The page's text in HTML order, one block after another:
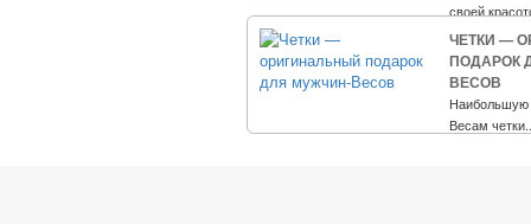
своей
ЧЕТКИ —
ПОДАРОК
ВЕСОВ
Наибольшую
Весам